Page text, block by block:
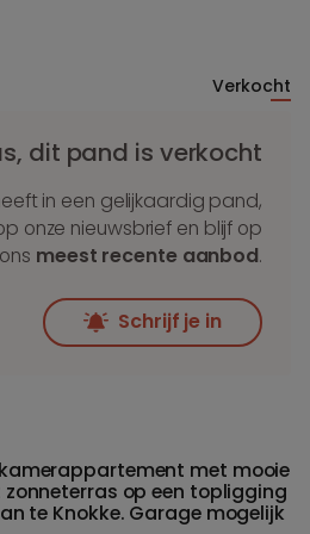
Verkocht
dit pand is verkocht
in een gelijkaardig pand,
onze nieuwsbrief en blijf op
meest recente aanbod.
Schrijf je in
met mooie
op een topligging
te Knokke. Garage mogelijk